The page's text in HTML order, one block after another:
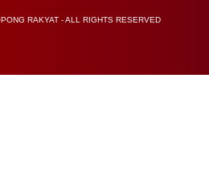
RAKYAT - ALL RIGHTS RESERVED